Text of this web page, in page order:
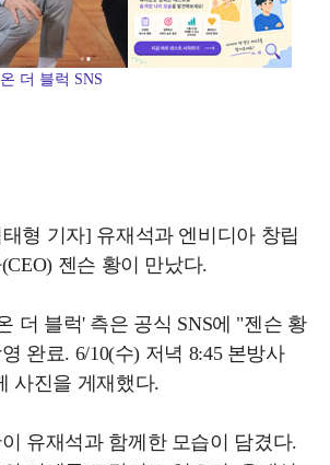
더 블럭 SNS
형 기자] 유재석과 엔비디아 창립
젠슨 황이 만났다.
더 블럭' 측은 공식 SNS에 "젠슨 황
완료. 6/10(수) 저녁 8:45 본방사
사진을 게재했다.
유재석과 함께한 모습이 담겼다.